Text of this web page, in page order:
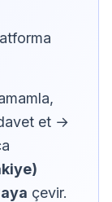
et →
çevir.